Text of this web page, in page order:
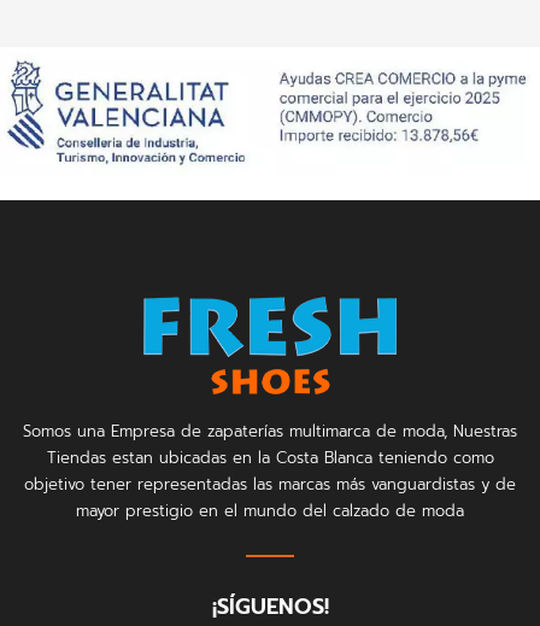
Somos una Empresa de zapaterías multimarca de moda, Nuestras
Tiendas estan ubicadas en la Costa Blanca teniendo como
objetivo tener representadas las marcas más vanguardistas y de
mayor prestigio en el mundo del calzado de moda
¡SÍGUENOS!